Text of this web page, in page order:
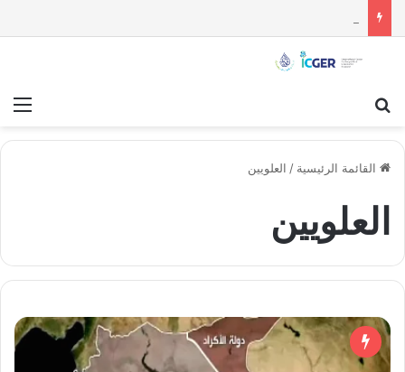
القائمة الرئيسية / العلويين
العلويين